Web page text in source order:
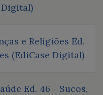
e Religiões Ed.
(EdiCase Digital)
Ed. 46 - Sucos,